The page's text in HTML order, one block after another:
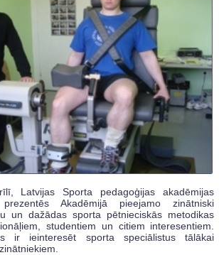
Latvijas Sporta pedagoģijas akadēmijas
Akadēmijā pieejamo zinātniski
un dažādas sporta pētnieciskās metodikas
studentiem un citiem interesentiem.
ir ieinteresēt sporta speciālistus tālākai